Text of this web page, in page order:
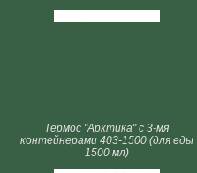
Термос "Арктика" с 3-мя
контейнерами 403-1500 (для еды
1500 мл)